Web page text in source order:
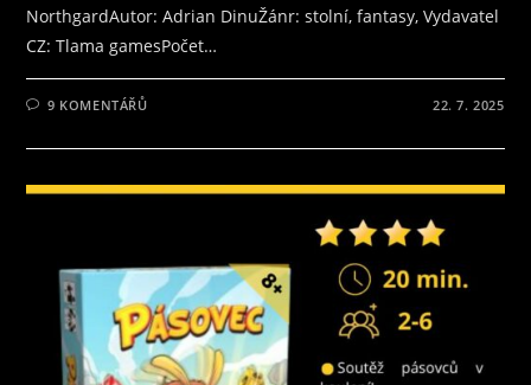
NorthgardAutor: Adrian DinuŽánr: stolní, fantasy, Vydavatel
CZ: Tlama gamesPočet…
9 KOMENTÁŘŮ 22. 7. 2025